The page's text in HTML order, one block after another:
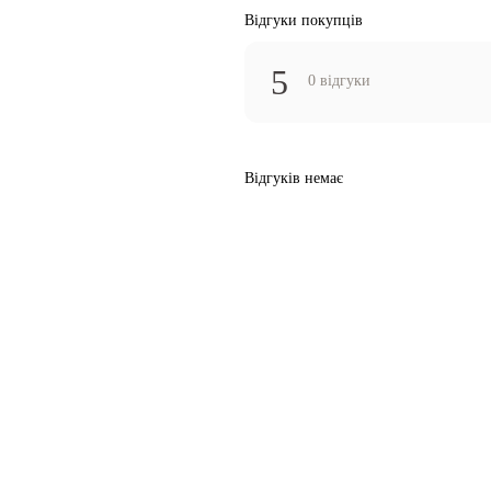
Відгуки покупців
5 0 відгуки
Відгуків немає